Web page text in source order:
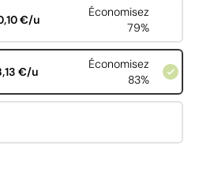
€/u
Économisez
79%
€/u
Économisez
83%